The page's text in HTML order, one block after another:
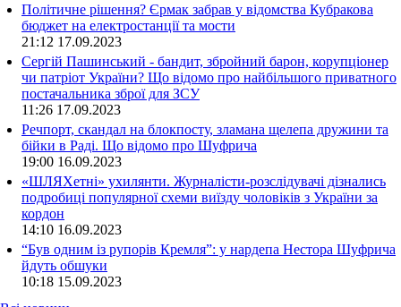
Політичне рішення? Єрмак забрав у відомства Кубракова
бюджет на електростанції та мости
21:12 17.09.2023
Сергій Пашинський - бандит, збройний барон, корупціонер
чи патріот України? Що відомо про найбільшого приватного
постачальника зброї для ЗСУ
11:26 17.09.2023
Речпорт, скандал на блокпосту, зламана щелепа дружини та
бійки в Раді. Що відомо про Шуфрича
19:00 16.09.2023
«ШЛЯХетні» ухилянти. Журналісти-розслідувачі дізнались
подробиці популярної схеми виїзду чоловіків з України за
кордон
14:10 16.09.2023
“Був одним із рупорів Кремля”: у нардепа Нестора Шуфрича
йдуть обшуки
10:18 15.09.2023